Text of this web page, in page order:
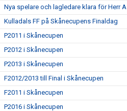
Nya spelare och lagledare klara för Herr A
Kulladals FF på Skånecupens Finaldag
P2011 i Skånecupen
P2012 i Skånecupen
P2013 i Skånecupen
F2012/2013 till Final i Skånecupen
F2011 i Skånecupen
P2016 i Skånecupen